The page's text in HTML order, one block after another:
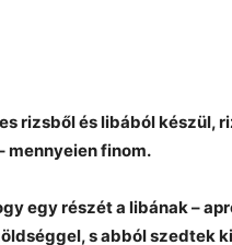
rizsből és libából készül,
mennyeien finom.
egy részét a libának –
s abból szedtek